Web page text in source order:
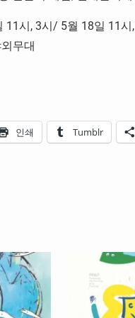
11시, 3시/ 5월 18일 11시
무대
인쇄 Tumblr